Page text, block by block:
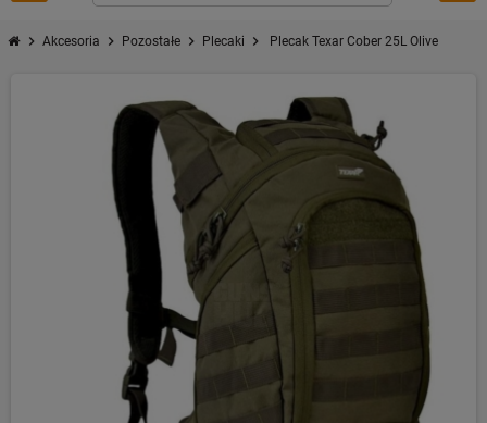
chevron_right Akcesoria chevron_right Pozostałe chevron_right Plecaki chevron_right Plecak Texar Cober 25L Olive